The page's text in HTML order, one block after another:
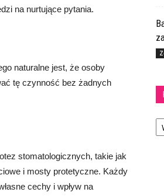
na nurtujące pytania.
naturalne jest, że osoby
tę czynność bez żadnych
stomatologicznych, takie jak
i mosty protetyczne. Każdy
cechy i wpływ na